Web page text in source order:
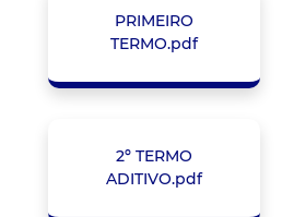
PRIMEIRO
TERMO.pdf
2º TERMO
ADITIVO.pdf